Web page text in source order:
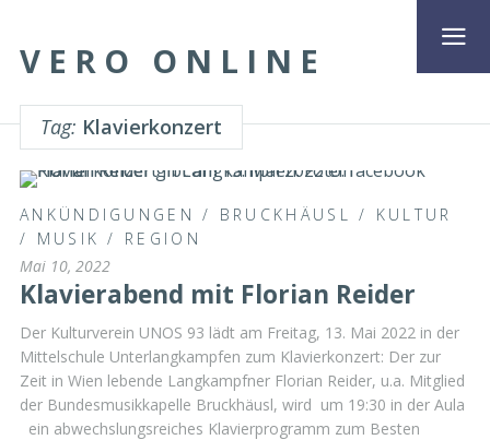
VERO ONLINE
Tag: Klavierkonzert
ANKÜNDIGUNGEN / BRUCKHÄUSL / KULTUR
/ MUSIK / REGION
Mai 10, 2022
Klavierabend mit Florian Reider
Der Kulturverein UNOS 93 lädt am Freitag, 13. Mai 2022 in der
Mittelschule Unterlangkampfen zum Klavierkonzert: Der zur
Zeit in Wien lebende Langkampfner Florian Reider, u.a. Mitglied
der Bundesmusikkapelle Bruckhäusl, wird um 19:30 in der Aula
ein abwechslungsreiches Klavierprogramm zum Besten